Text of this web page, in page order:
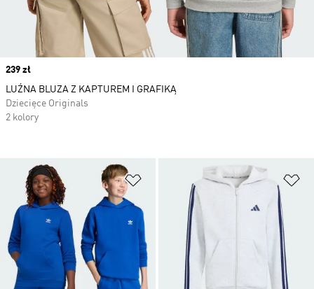
Dodaj do listy życzeń
Price
239 zł
LUŹNA BLUZA Z KAPTUREM I GRAFIKĄ
Dziecięce Originals
2 kolory